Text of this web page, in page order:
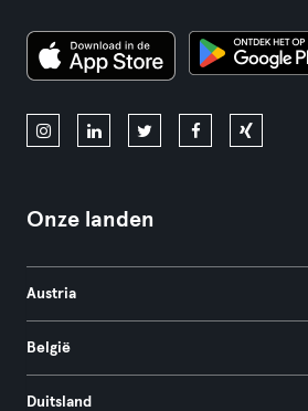
Onze landen
Austria
België
Duitsland